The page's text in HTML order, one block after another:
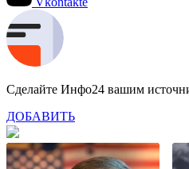
Сделайте Инфо24 вашим
ДОБАВИТЬ